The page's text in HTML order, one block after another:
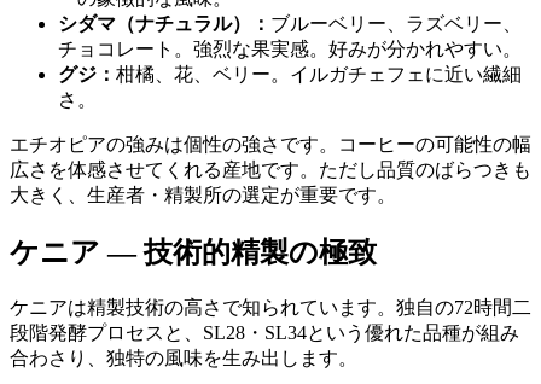
シダマ（ナチュラル）： ブルーベリー、ラズベリー、
チョコレート。強烈な果実感。好みが分かれやすい。
グジ： 柑橘、花、ベリー。イルガチェフェに近い繊細
さ。
エチオピアの強みは個性の強さです。コーヒーの可能性の幅
広さを体感させてくれる産地です。ただし品質のばらつきも
大きく、生産者・精製所の選定が重要です。
ケニア — 技術的精製の極致
ケニアは精製技術の高さで知られています。独自の72時間二
段階発酵プロセスと、SL28・SL34という優れた品種が組み
合わさり、独特の風味を生み出します。